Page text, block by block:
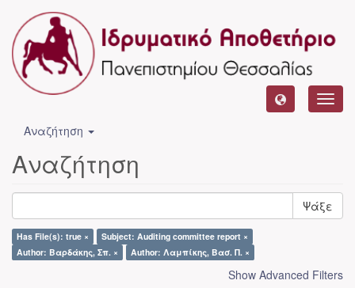
Αναζήτηση
Αναζήτηση
Ψάξε
Has File(s): true ×
Subject: Auditing committee report ×
Author: Βαρδάκης, Σπ. ×
Author: Λαμπίκης, Βασ. Π. ×
Show Advanced Filters